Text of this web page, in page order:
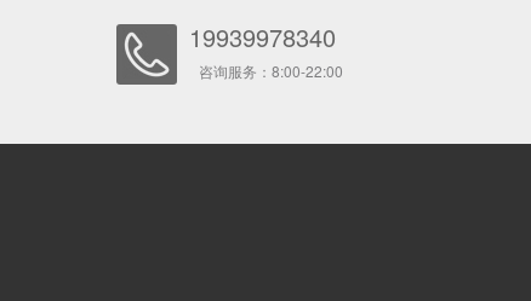
19939978340
咨询服务：8:00-22:00